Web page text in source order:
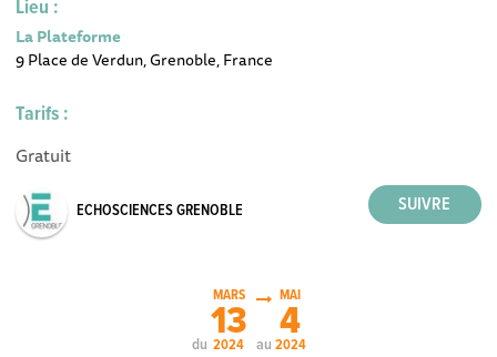
Lieu :
La Plateforme
9 Place de Verdun, Grenoble, France
Tarifs :
Gratuit
ECHOSCIENCES GRENOBLE
du
MARS
13
2024 au
MAI
4
2024